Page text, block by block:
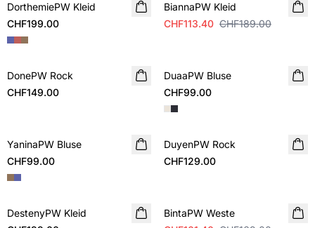
NEUHEIT
DorthemiePW Kleid
CHF199.00
BiannaPW Kleid
CHF113.40 CHF189.00
NEUHEIT
DonePW Rock
CHF149.00
NEUHEIT
DuaaPW Bluse
CHF99.00
NEUHEIT
YaninaPW Bluse
CHF99.00
NEUHEIT
DuyenPW Rock
CHF129.00
NEUHEIT
DestenyPW Kleid
BintaPW Weste